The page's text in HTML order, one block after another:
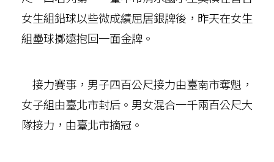
女生組鉛球以些微成績屈居銀牌後，昨天在女生
組壘球擲遠抱回一面金牌。
接力賽事，男子四百公尺接力由臺南市奪魁，
女子組由臺北市封后。男女混合一千兩百公尺大
隊接力，由臺北市摘冠。